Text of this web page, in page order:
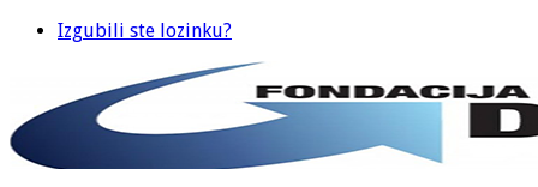
Izgubili ste lozinku?